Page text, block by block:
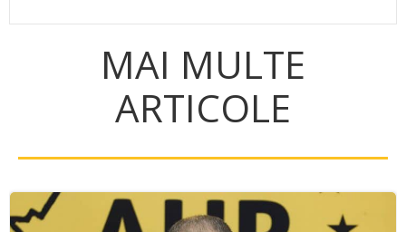
MAI MULTE
ARTICOLE